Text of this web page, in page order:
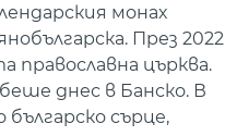
монах
През 2022
църква.
днес в Банско. В
сърце,